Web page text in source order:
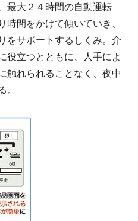
最大２４時間の自動運転
時間をかけて傾いていき、
をサポートするしくみ。介
役立つとともに、人手によ
触れられることなく、夜中
。